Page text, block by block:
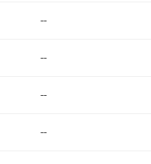
--
--
--
--